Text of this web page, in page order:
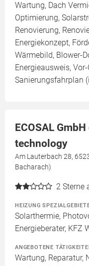
Wartung, Dach
Optimierung,
Renovierung,
Energiekonzept,
Wärmebild, Blower-
Energieausweis,
Sanierungsfahrplan
ECOSAL
technology
Am Lauterbach 28,
Bacharach)
2 Sterne
HEIZUNG
Solarthermie,
Energieberater, KFZ
ANGEBOTENE
Wartung, Reparatur,